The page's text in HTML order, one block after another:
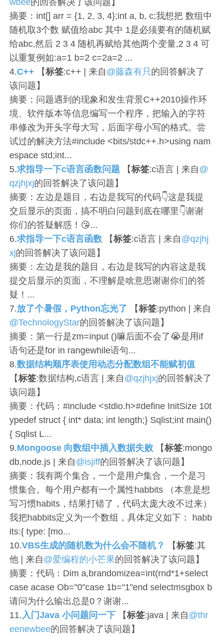
摘要：int[] arr = {1, 2, 3, 4};int a, b, c;我想把 数组中
随机取3个数 赋值给abc 其中 1是必须要有的随机赋
给abc,然后 2 3 4 随机再赋给其他两个变量,2 3 4 可
以重复例如:a=1 b=2 c=2a=2 ...
4.C++ 【标签:c++ | 来自 @藤森有只 的回答解决了
该问题】
摘要：问题遇到的现象和发生背景C++2010操作环
境、软件版本等信息编写一个程序，把输入的字符
串修改为开头字母大写，后面字母小写的格式。尝
试过的解决方法#include <bits/stdc++.h>using nam
espace std;int...
5.求指导一下c语言函数问题 【标签:c语言 | 来自 @
qzjhjxj的回答解决了该问题】
摘要：左边是题目，右边是我写的代码👇这是我提
交后显示的页面，搞不明白问题到底在哪里👇谢谢
你们的答疑解惑！😘...
6.求指导一下c语言函数 【标签:c语言 | 来自 @qzjhj
xj的回答解决了该问题】
摘要：左边是我的题目，右边是我写的内容这是我
提交后显示的页面，不理解是啥意思谢谢你们的答
疑！...
7.放了个暑假，Python忘光了 【标签:python | 来自
@TechnologyStar的回答解决了该问题】
摘要：第一行是zm=input ()嘛后面不会了😭是用if
语句还是for in rangewhile语句...
8.数据结构顺序表使用动态分配数组不能赋初值
【标签:数据结构,c语言 | 来自 @qzjhjxj的回答解决了
该问题】
摘要：代码：#include <stdio.h>#define InitSize 10t
ypedef struct { int* data; int length;} Sqlist;int main()
{ Sqlist L...
9.Mongoose 向数组中插入数据失败 【标签:mongo
db,node.js | 来自 @isjiff的回答解决了该问题】
摘要：我有两个集合，一个是用户集合，一个是习
惯集合。每个用户都有一个属性habbits （本意是想
写习惯habits，结果打错了，代码太庞大改不过来）
我把habbits定义为一个数组，具体定义如下： habb
its:{ type: [mo...
10.VBS生成的随机数为什么会不随机？ 【标签:其
他 | 来自 @爱编程的小芒果的回答解决了该问题】
摘要：代码：Dim a,brandomizea=int(rnd*1+select
case acase Ob="0"case 1b="1"end selectmsgbox b
请问为什么输出总是0？谢谢...
11. 入门Java 小问题问一下 【标签:java | 来自 @thr
eenewbee的回答解决了该问题】